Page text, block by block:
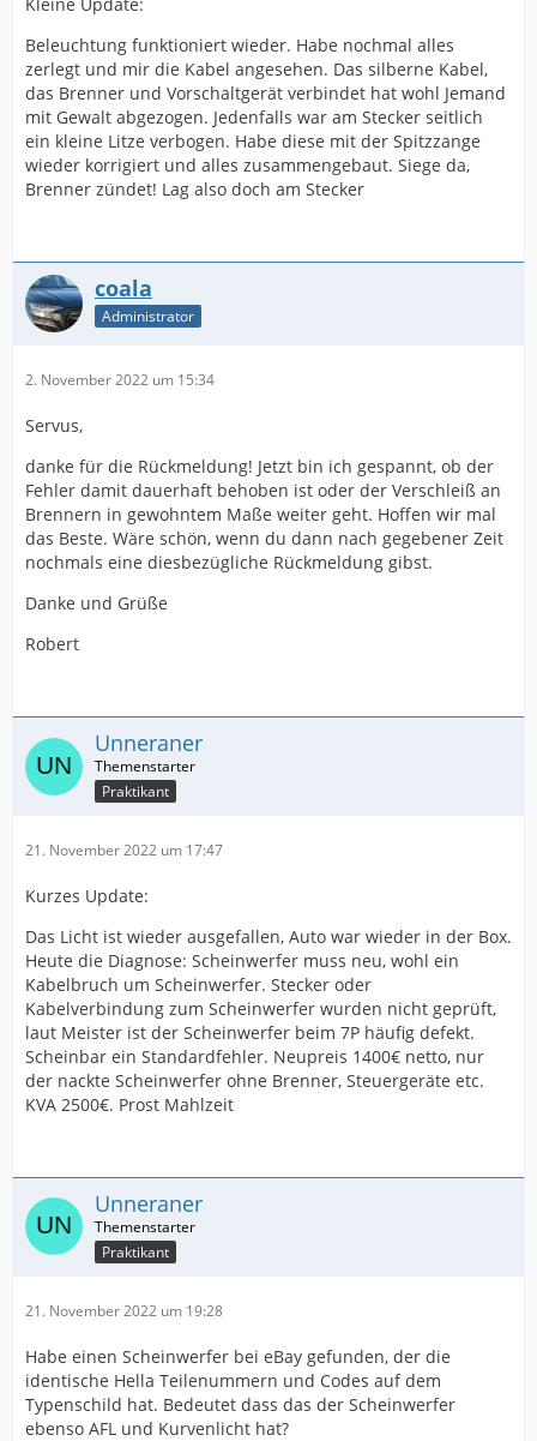
Beleuchtung funktioniert wieder. Habe nochmal alles
zerlegt und mir die Kabel angesehen. Das silberne Kabel,
das Brenner und Vorschaltgerät verbindet hat wohl Jemand
mit Gewalt abgezogen. Jedenfalls war am Stecker seitlich
ein kleine Litze verbogen. Habe diese mit der Spitzzange
wieder korrigiert und alles zusammengebaut. Siege da,
Brenner zündet! Lag also doch am Stecker
coala
Administrator
2. November 2022 um 15:34
Servus,
danke für die Rückmeldung! Jetzt bin ich gespannt, ob der
Fehler damit dauerhaft behoben ist oder der Verschleiß an
Brennern in gewohntem Maße weiter geht. Hoffen wir mal
das Beste. Wäre schön, wenn du dann nach gegebener Zeit
nochmals eine diesbezügliche Rückmeldung gibst.
Danke und Grüße
Robert
Unneraner
Praktikant
21. November 2022 um 17:47
Kurzes Update:
Das Licht ist wieder ausgefallen, Auto war wieder in der Box.
Heute die Diagnose: Scheinwerfer muss neu, wohl ein
Kabelbruch um Scheinwerfer. Stecker oder
Kabelverbindung zum Scheinwerfer wurden nicht geprüft,
laut Meister ist der Scheinwerfer beim 7P häufig defekt.
Scheinbar ein Standardfehler. Neupreis 1400€ netto, nur
der nackte Scheinwerfer ohne Brenner, Steuergeräte etc.
KVA 2500€. Prost Mahlzeit
Unneraner
Praktikant
21. November 2022 um 19:28
Habe einen Scheinwerfer bei eBay gefunden, der die
identische Hella Teilenummern und Codes auf dem
Typenschild hat. Bedeutet dass das der Scheinwerfer
ebenso AFL und Kurvenlicht hat?